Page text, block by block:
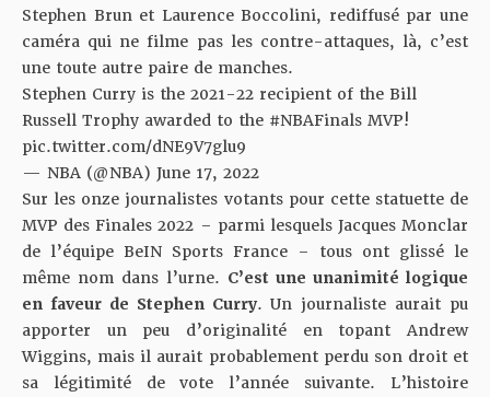
Stephen Brun et Laurence Boccolini, rediffusé par une
caméra qui ne filme pas les contre-attaques, là, c’est
une toute autre paire de manches.
Stephen Curry is the 2021-22 recipient of the Bill
Russell Trophy awarded to the #NBAFinals MVP!
pic.twitter.com/dNE9V7glu9
— NBA (@NBA) June 17, 2022
Sur les onze journalistes votantspour cette statuette de
MVP des Finales 2022 – parmi lesquels Jacques Monclar
de l’équipe BeIN Sports France – tous ont glissé le
même nom dans l’urne. C’est une unanimité logique
en faveur de Stephen Curry. Un journaliste aurait pu
apporter un peu d’originalité en topant Andrew
Wiggins, mais il aurait probablement perdu son droit et
sa légitimité de vote l’année suivante. L’histoire